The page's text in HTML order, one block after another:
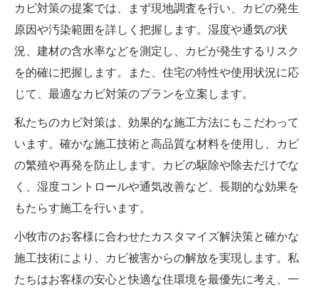
カビ対策の提案では、まず現地調査を行い、カビの発生
原因や汚染範囲を詳しく把握します。湿度や通気の状
況、建材の含水率などを測定し、カビが発生するリスク
を的確に把握します。また、住宅の特性や使用状況に応
じて、最適なカビ対策のプランを立案します。
私たちのカビ対策は、効果的な施工方法にもこだわって
います。確かな施工技術と高品質な材料を使用し、カビ
の繁殖や再発を防止します。カビの駆除や除去だけでな
く、湿度コントロールや通気改善など、長期的な効果を
もたらす施工を行います。
小牧市のお客様に合わせたカスタマイズ解決策と確かな
施工技術により、カビ被害からの解放を実現します。私
たちはお客様の安心と快適な住環境を最優先に考え、一